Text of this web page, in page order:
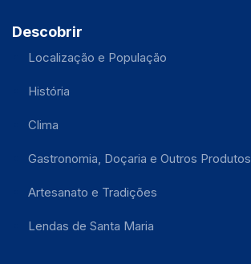
Descobrir
Localização e População
História
Clima
Gastronomia, Doçaria e Outros Produtos
Artesanato e Tradições
Lendas de Santa Maria